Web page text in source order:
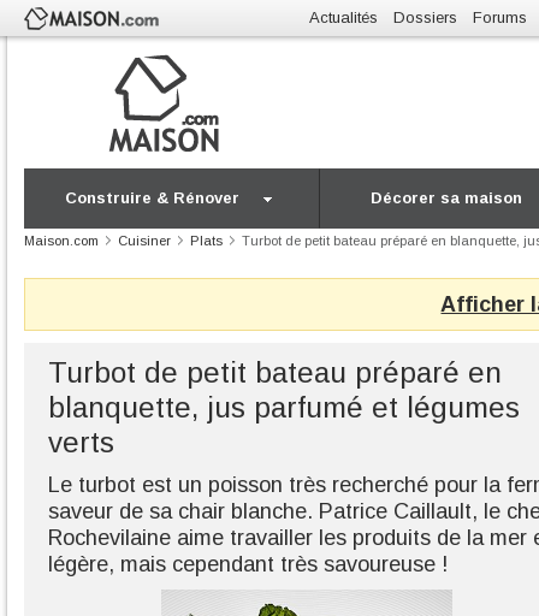
Actualités Dossiers Forums
Construire & Rénover Décorer sa maison
Maison.com Cuisiner Plats Turbot de petit bateau préparé en blanquette,
Afficher
Turbot de petit bateau préparé en
blanquette, jus parfumé et légumes
verts
Le turbot est un poisson très recherché pour la
saveur de sa chair blanche. Patrice Caillault, le
Rochevilaine aime travailler les produits de la
légère, mais cependant très savoureuse !